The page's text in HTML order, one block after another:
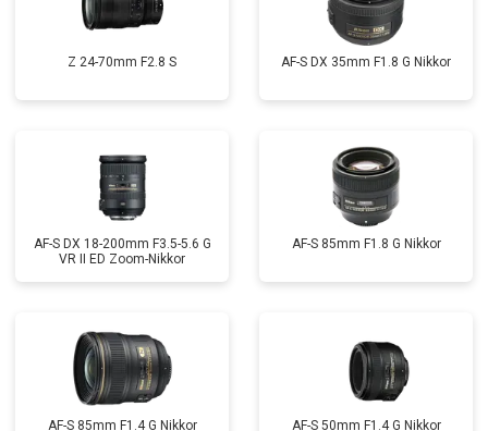
Z 24-70mm F2.8 S AF-S DX 35mm F1.8 G Nikkor
AF-S DX 18-200mm F3.5-5.6 G
VR II ED Zoom-Nikkor
AF-S 85mm F1.8 G Nikkor
AF-S 85mm F1.4 G Nikkor AF-S 50mm F1.4 G Nikkor